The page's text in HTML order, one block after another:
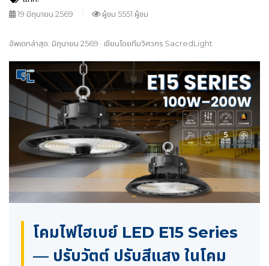
19 มิถุนายน 2569 ผู้ชม 5551 ผู้ชม
อัพเดทล่าสุด: มิถุนายน 2569 · เขียนโดยทีมวิศวกร SacredLight
โคมไฟไฮเบย์ LED E15 Series
— ปรับวัตต์ ปรับสีแสง ในโคม